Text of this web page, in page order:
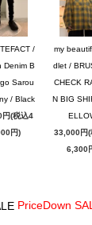
/
Denim B
Sarou
/ Black
(税込4
円)
my
dlet /
CHECK
N BIG
33,000円(
6,300
PriceDown